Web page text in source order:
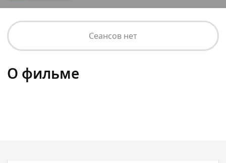
Сеансов нет
О фильме